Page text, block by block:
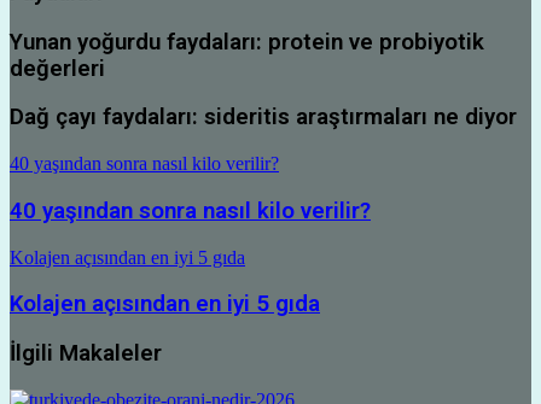
Yunan yoğurdu faydaları: protein ve probiyotik
değerleri
Dağ çayı faydaları: sideritis araştırmaları ne diyor
40 yaşından sonra nasıl kilo verilir?
40 yaşından sonra nasıl kilo verilir?
Kolajen açısından en iyi 5 gıda
Kolajen açısından en iyi 5 gıda
İlgili Makaleler